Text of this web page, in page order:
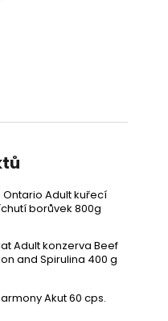
Ontario Adult kuřecí
borůvek 800g
Adult konzerva Beef
and Spirulina 400 g
Akut 60 cps.